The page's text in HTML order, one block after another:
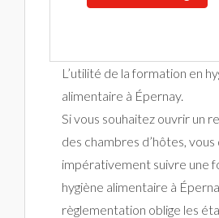
L’utilité de la formation en
alimentaire à Épernay.
Si vous souhaitez ouvrir un
des chambres d’hôtes,
impérativement suivre une
hygiène alimentaire à
règlementation oblige les